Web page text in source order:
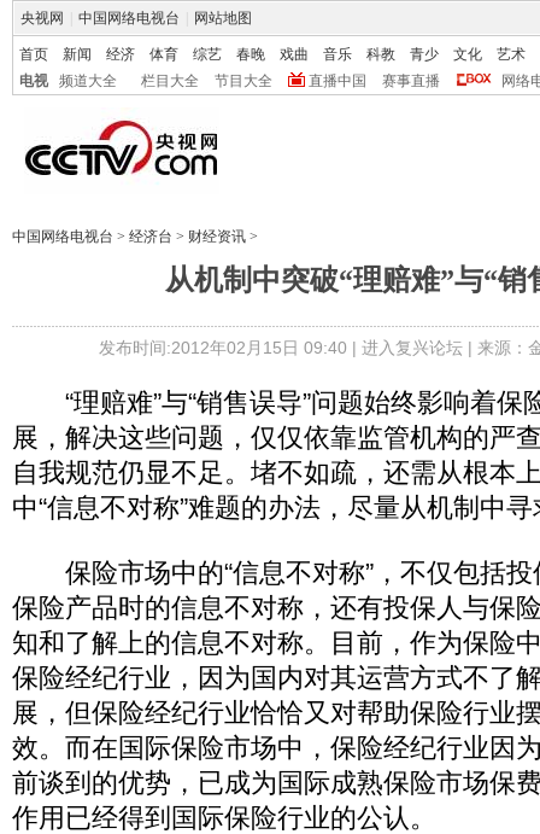
央视网 中国网络电视台 网站地图
首页 新闻 经济 体育 综艺 春晚 戏曲 音乐 科教 青少 文化
艺术
电视
频道大全 栏目大全 节目大全 直播中国 赛事直播 网络
中国网络电视台 > 经济台 > 财经资讯 >
从机制中突破“理赔难”与“销
发布时间:2012年02月15日 09:40 | 进入复兴论坛| 来源：
“理赔难”与“销售误导”问题始终影响着保
展，解决这些问题，仅仅依靠监管机构的严
自我规范仍显不足。堵不如疏，还需从根本
中“信息不对称”难题的办法，尽量从机制中
保险市场中的“信息不对称”，不仅包括投
保险产品时的信息不对称，还有投保人与保
知和了解上的信息不对称。目前，作为保险
保险经纪行业，因为国内对其运营方式不了
展，但保险经纪行业恰恰又对帮助保险行业
效。而在国际保险市场中，保险经纪行业因
前谈到的优势，已成为国际成熟保险市场保
作用已经得到国际保险行业的公认。